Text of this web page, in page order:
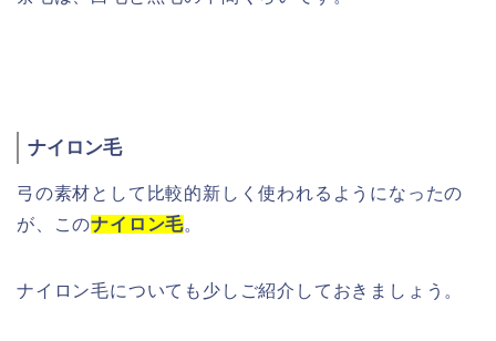
ナイロン毛
弓の素材として比較的新しく使われるようになったの
が、このナイロン毛。
ナイロン毛についても少しご紹介しておきましょう。